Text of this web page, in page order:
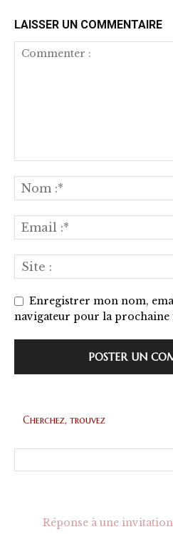
LAISSER UN COMMENTAIRE
Enregistrer mon nom,
navigateur pour la prochaine
Cherchez, trouvez
Réponse à une invitation